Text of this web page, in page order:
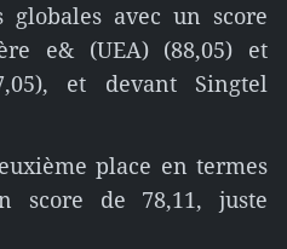
globales avec un score
e& (UEA) (88,05) et
et devant Singtel
place en termes
score de 78,11, juste